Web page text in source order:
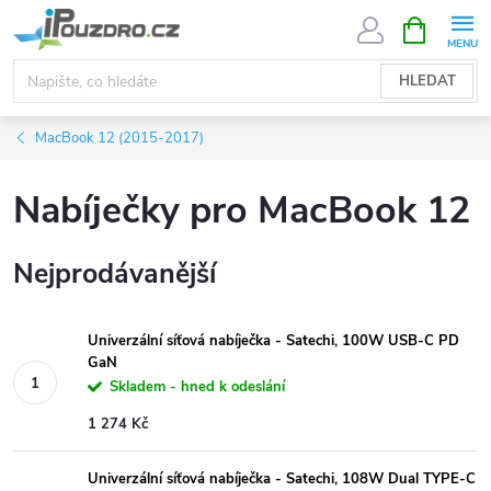
na
obsah
HLEDAT
NÁKUPNÍ
KOŠÍK
MacBook 12 (2015-2017)
Nabíječky pro MacBook 12
Nejprodávanější
Univerzální síťová nabíječka - Satechi, 100W USB-C PD
GaN
Skladem - hned k odeslání
1 274 Kč
Univerzální síťová nabíječka - Satechi, 108W Dual TYPE-C